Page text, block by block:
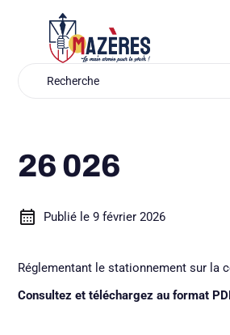
for:
26 026
Publié le 9 février 2026
Réglementant le stationnement sur la
Consultez et téléchargez au format